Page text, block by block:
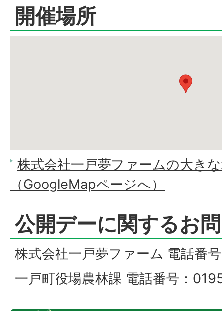
開催場所
株式会社一戸夢ファームの大き
（GoogleMapページへ）
公開デーに関するお
株式会社一戸夢ファーム 電話番
一戸町役場農林課 電話番号：